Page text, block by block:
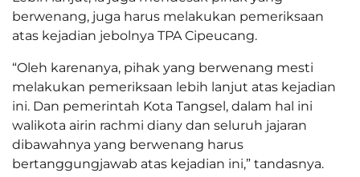
berwenang, juga harus melakukan pemeriksaan
atas kejadian jebolnya TPA Cipeucang.
“Oleh karenanya, pihak yang berwenang mesti
melakukan pemeriksaan lebih lanjut atas kejadian
ini. Dan pemerintah Kota Tangsel, dalam hal ini
walikota airin rachmi diany dan seluruh jajaran
dibawahnya yang berwenang harus
bertanggungjawab atas kejadian ini,” tandasnya.